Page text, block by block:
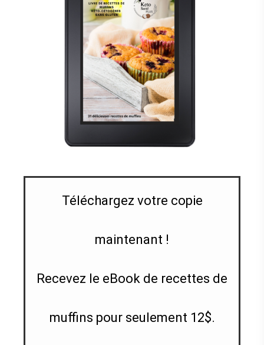
Téléchargez votre copie
maintenant !
Recevez le eBook de recettes de
muffins pour seulement 12$.